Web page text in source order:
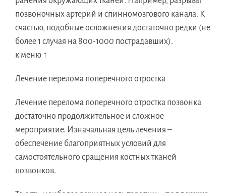
позвоночных артерий и спинномозгового канала. К
счастью, подобные осложнения достаточно редки (не
более 1 случая на 800-1000 пострадавших).
к меню ↑
Лечение перелома поперечного отростка
Лечение перелома поперечного отростка позвонка
достаточно продолжительное и сложное
мероприятие. Изначальная цель лечения –
обеспечение благоприятных условий для
самостоятельного сращения костных тканей
позвонков.